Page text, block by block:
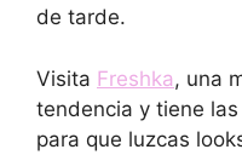
de tarde.
Visita Freshka, una
tendencia y tiene
para que luzcas